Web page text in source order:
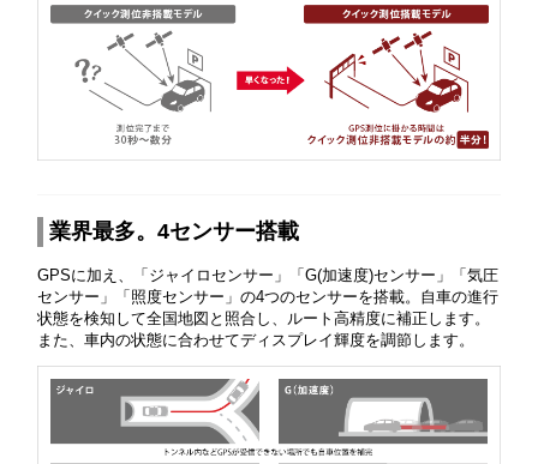
業界最多。4センサー搭載
GPSに加え、「ジャイロセンサー」「G(加速度)センサー」「気圧
センサー」「照度センサー」の4つのセンサーを搭載。自車の進行
状態を検知して全国地図と照合し、ルート高精度に補正します。
また、車内の状態に合わせてディスプレイ輝度を調節します。